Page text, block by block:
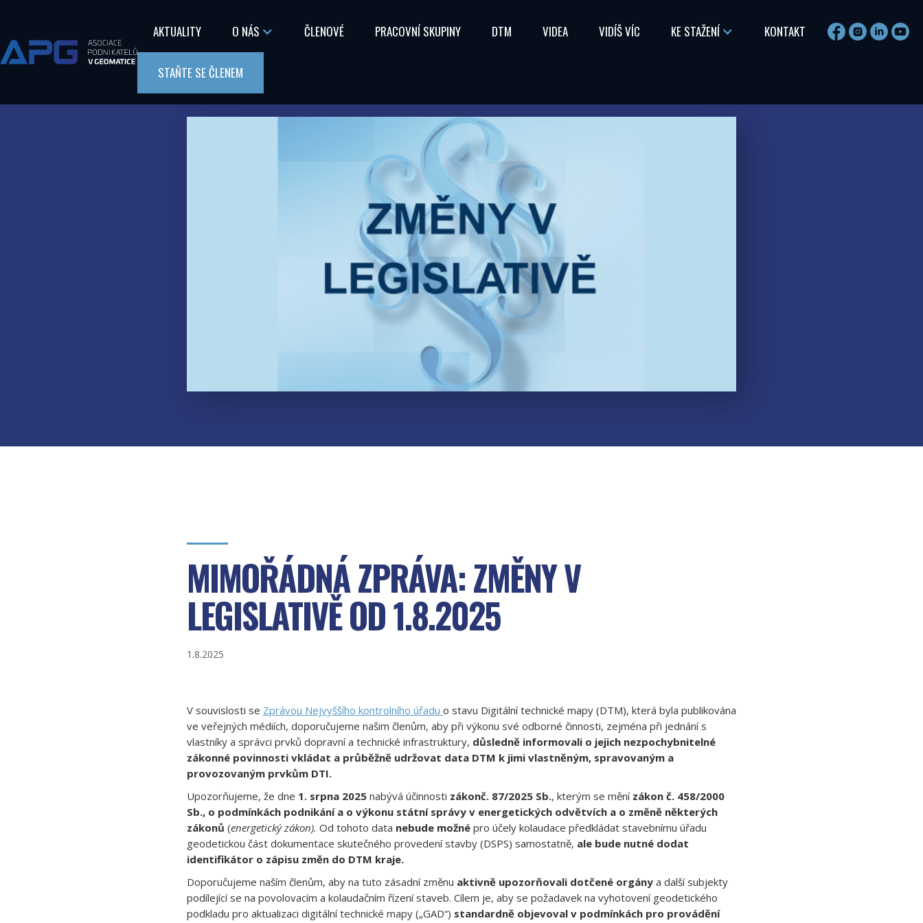
AKTUALITY O NÁS ČLENOVÉ PRACOVNÍ SKUPINY DTM VIDEA VIDÍŠ VÍC KE STAŽENÍ KONTAKT
STAŇTE SE ČLENEM
MIMOŘÁDNÁ ZPRÁVA: ZMĚNY V
LEGISLATIVĚ OD 1.8.2025
1.8.2025
V souvislosti se Zprávou Nejvyššího kontrolního úřadu o stavu Digitální technické mapy (DTM), která byla publikována
ve veřejných médiích, doporučujeme našim členům, aby při výkonu své odborné činnosti, zejména při jednání s
vlastníky a správci prvků dopravní a technické infrastruktury, důsledně informovali o jejich nezpochybnitelné
zákonné povinnosti vkládat a průběžně udržovat data DTM k jimi vlastněným, spravovaným a
provozovaným prvkům DTI.
Upozorňujeme, že dne 1. srpna 2025 nabývá účinnosti zákonč. 87/2025 Sb., kterým se mění zákon č. 458/2000
Sb., o podmínkách podnikání a o výkonu státní správy v energetických odvětvích a o změně některých
zákonů (energetický zákon). Od tohoto data nebude možné pro účely kolaudace předkládat stavebnímu úřadu
geodetickou část dokumentace skutečného provedení stavby (DSPS) samostatně, ale bude nutné dodat
identifikátor o zápisu změn do DTM kraje.
Doporučujeme naším členům, aby na tuto zásadní změnu aktivně upozorňovali dotčené orgány a další subjekty
podílející se na povolovacím a kolaudačním řízení staveb. Cílem je, aby se požadavek na vyhotovení geodetického
podkladu pro aktualizaci digitální technické mapy („GAD“) standardně objevoval v podmínkách pro provádění